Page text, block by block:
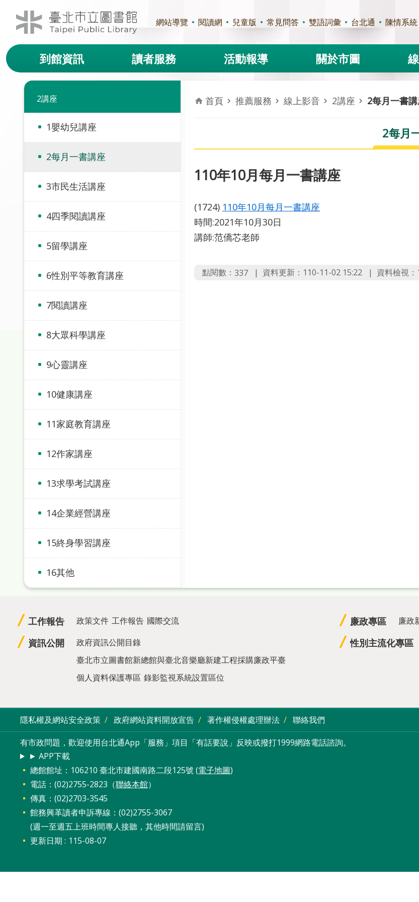
跳到主要內容區塊
網站導覽 閱讀網 兒童版 常見問答 雙語詞彙 台北通 陳情系統
到館資訊 讀者服務 活動報導 關於市圖
2講座
1嬰幼兒講座
2每月一書講座
3市民生活講座
4四季閱讀講座
5留學講座
6性別平等教育講座
7閱讀講座
8大眾科學講座
9心靈講座
10健康講座
11家庭教育講座
12作家講座
13求學考試講座
14企業經營講座
15終身學習講座
16其他
首頁 推薦服務 線上影音 2講座 2每月一書
2每月
110年10月每月一書講座
(1724) 110年10月每月一書講座
時間:2021年10月30日
講師:范僑芯老師
點閱數： 337 資料更新：110-11-02 15:22 資料檢視
工作報告 政策文件 工作報告 國際交流
資訊公開
政府資訊公開目錄
臺北市立圖書館新總館與臺北音樂廳新建工程採購廉政平臺
個人資料保護專區 錄影監視系統設置區位
廉政專區 廉政
性別主流化專區
隱私權及網站安全政策 政府網站資料開放宣告 著作權侵權處理辦法 聯絡我們
有市政問題，歡迎使用台北通App「服務」項目「有話要說」反映或撥打1999網路電話諮詢。
► APP下載
總館館址：106210 臺北市建國南路二段125號 (電子地圖)
電話：(02)2755-2823（聯絡本館）
傳真：(02)2703-3545
館務興革讀者申訴專線：(02)2755-3067
(週一至週五上班時間專人接聽，其他時間請留言)
更新日期
115-08-07